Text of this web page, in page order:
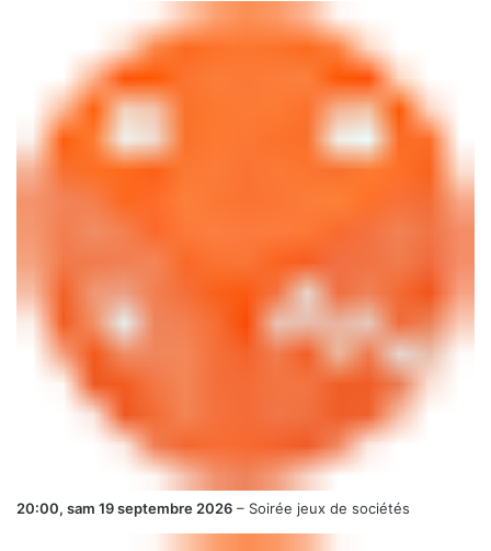
20:00, sam 19 septembre 2026 – Soirée jeux de sociétés